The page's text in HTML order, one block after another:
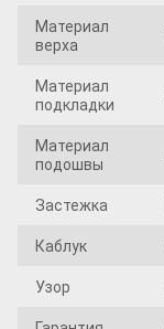
Материал
верха
Материал
подкладки
Материал
подошвы
Застежка
Каблук
Узор